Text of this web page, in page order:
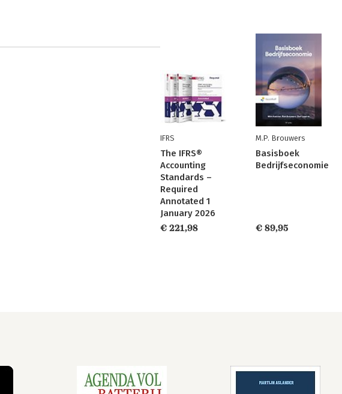
IFRS
The IFRS®
Accounting
Standards –
Required
Annotated 1
January 2026
€ 221,98
M.P. Brouwers
Basisboek
Bedrijfseconomie
€ 89,95